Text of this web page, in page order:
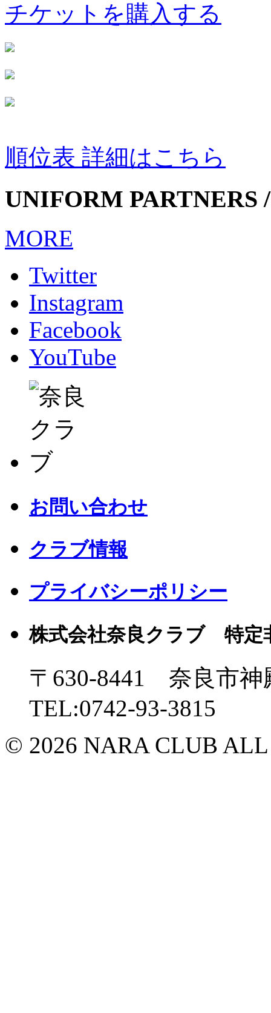
チケットを購入する
順位表 詳細はこちら
UNIFORM PARTNERS
MORE
Twitter
Instagram
Facebook
YouTube
お問い合わせ
クラブ情報
プライバシーポリシー
株式会社奈良クラブ 特定
〒630-8441 奈良市
TEL:0742-93-3815
© 2026 NARA CLUB ALL